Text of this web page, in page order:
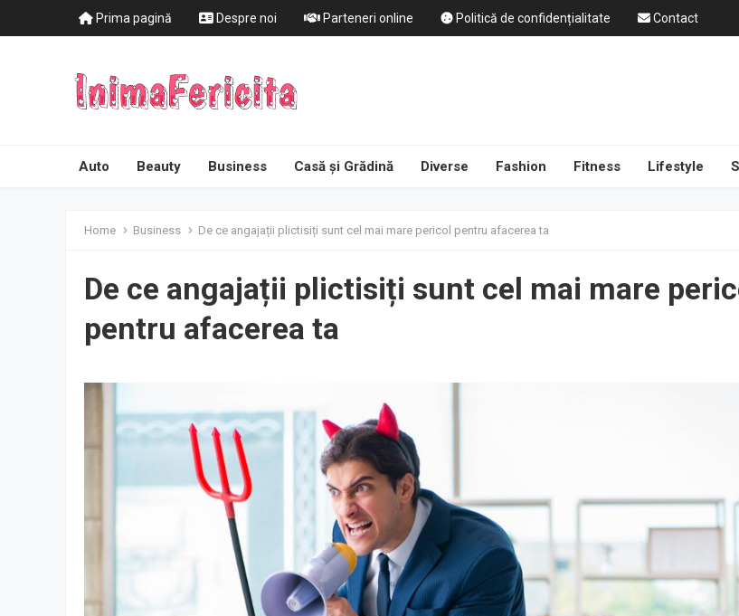
Prima pagină Despre noi Parteneri online Politică de confidențialitate Contact
Auto Beauty Business Casă și Grădină Diverse Fashion Fitness Lifestyle
Home Business De ce angajații plictisiți sunt cel mai mare pericol pentru afacerea ta
De ce angajații plictisiți sunt cel mai mare
pentru afacerea ta